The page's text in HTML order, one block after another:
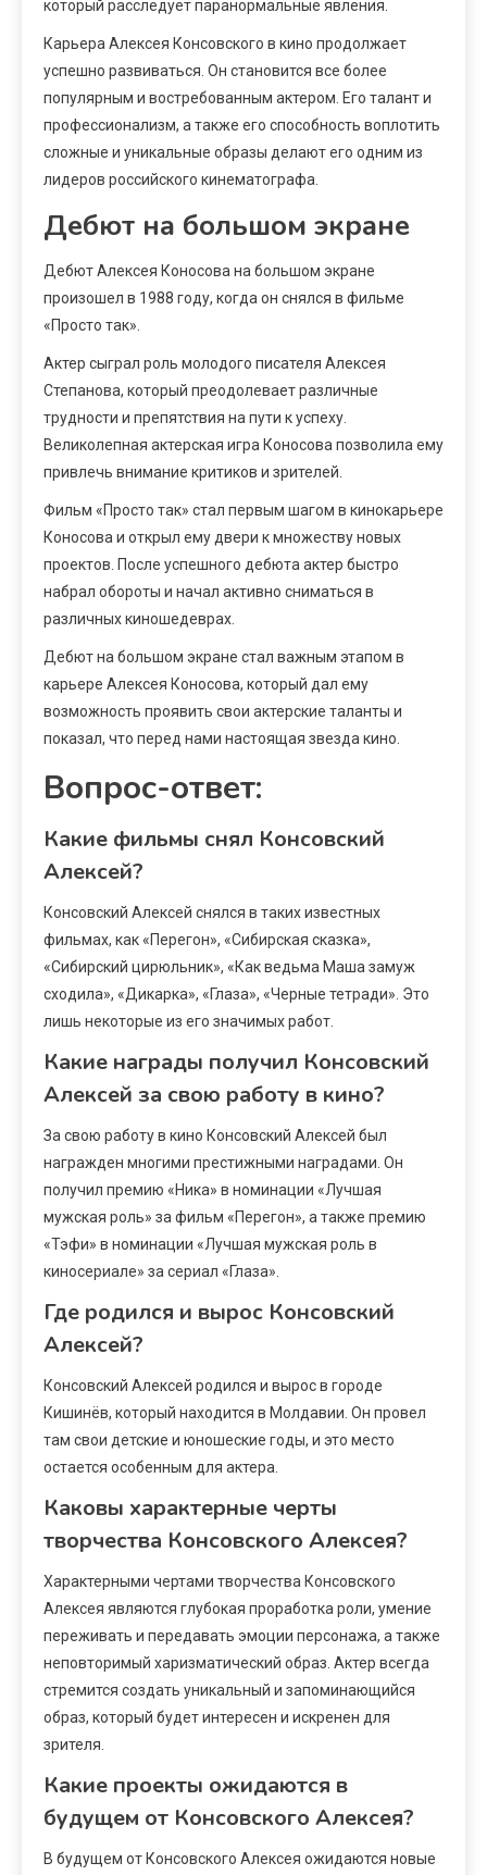
который расследует паранормальные явления.
Карьера Алексея Консовского в кино продолжает
успешно развиваться. Он становится все более
популярным и востребованным актером. Его талант и
профессионализм, а также его способность воплотить
сложные и уникальные образы делают его одним из
лидеров российского кинематографа.
Дебют на большом экране
Дебют Алексея Коносова на большом экране
произошел в 1988 году, когда он снялся в фильме
«Просто так».
Актер сыграл роль молодого писателя Алексея
Степанова, который преодолевает различные
трудности и препятствия на пути к успеху.
Великолепная актерская игра Коносова позволила ему
привлечь внимание критиков и зрителей.
Фильм «Просто так» стал первым шагом в кинокарьере
Коносова и открыл ему двери к множеству новых
проектов. После успешного дебюта актер быстро
набрал обороты и начал активно сниматься в
различных киношедеврах.
Дебют на большом экране стал важным этапом в
карьере Алексея Коносова, который дал ему
возможность проявить свои актерские таланты и
показал, что перед нами настоящая звезда кино.
Вопрос-ответ:
Какие фильмы снял Консовский
Алексей?
Консовский Алексей снялся в таких известных
фильмах, как «Перегон», «Сибирская сказка»,
«Сибирский цирюльник», «Как ведьма Маша замуж
сходила», «Дикарка», «Глаза», «Черные тетради». Это
лишь некоторые из его значимых работ.
Какие награды получил Консовский
Алексей за свою работу в кино?
За свою работу в кино Консовский Алексей был
награжден многими престижными наградами. Он
получил премию «Ника» в номинации «Лучшая
мужская роль» за фильм «Перегон», а также премию
«Тэфи» в номинации «Лучшая мужская роль в
киносериале» за сериал «Глаза».
Где родился и вырос Консовский
Алексей?
Консовский Алексей родился и вырос в городе
Кишинёв, который находится в Молдавии. Он провел
там свои детские и юношеские годы, и это место
остается особенным для актера.
Каковы характерные черты
творчества Консовского Алексея?
Характерными чертами творчества Консовского
Алексея являются глубокая проработка роли, умение
переживать и передавать эмоции персонажа, а также
неповторимый харизматический образ. Актер всегда
стремится создать уникальный и запоминающийся
образ, который будет интересен и искренен для
зрителя.
Какие проекты ожидаются в
будущем от Консовского Алексея?
В будущем от Консовского Алексея ожидаются новые